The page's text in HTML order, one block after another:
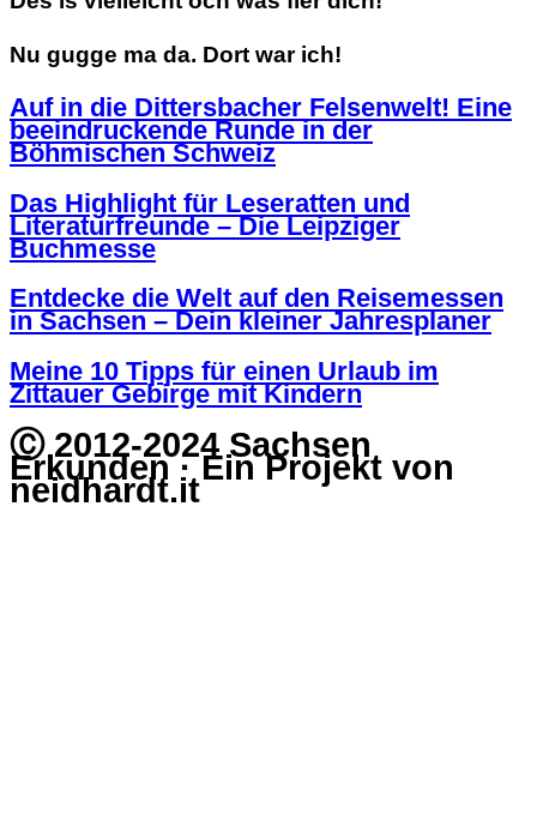
Nu gugge ma da. Dort war ich!
Auf in die Dittersbacher Felsenwelt! Eine
beeindruckende Runde in der
Böhmischen Schweiz
Das Highlight für Leseratten und
Literaturfreunde – Die Leipziger
Buchmesse
Entdecke die Welt auf den Reisemessen
in Sachsen – Dein kleiner Jahresplaner
Meine 10 Tipps für einen Urlaub im
Zittauer Gebirge mit Kindern
Ⓒ 2012-2024 Sachsen
Erkunden · Ein Projekt von
neidhardt.it